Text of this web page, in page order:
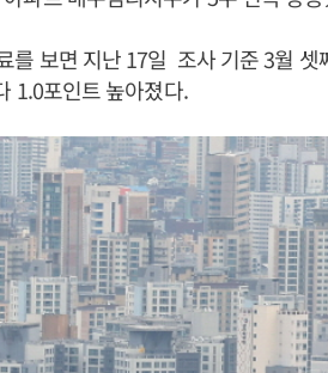
를 보면 지난 17일 조사 기준 3월
1.0포인트 높아졌다.